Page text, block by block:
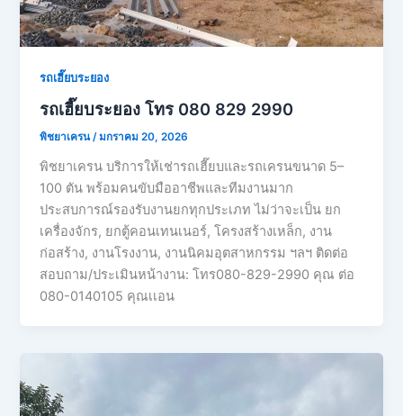
รถเฮี๊ยบระยอง
รถเฮี๊ยบระยอง โทร 080 829 2990
พิชยาเครน /มกราคม 20, 2026
พิชยาเครน บริการให้เช่ารถเฮี๊ยบและรถเครนขนาด 5–
100 ตัน พร้อมคนขับมืออาชีพและทีมงานมาก
ประสบการณ์รองรับงานยกทุกประเภท ไม่ว่าจะเป็น ยก
เครื่องจักร, ยกตู้คอนเทนเนอร์, โครงสร้างเหล็ก, งาน
ก่อสร้าง, งานโรงงาน, งานนิคมอุตสาหกรรม ฯลฯ ติดต่อ
สอบถาม/ประเมินหน้างาน: โทร080-829-2990 คุณ ต่อ
080-0140105 คุณเเอน